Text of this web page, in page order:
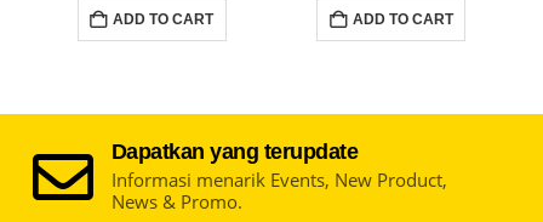
ADD TO CART ADD TO CART
Dapatkan yang terupdate
Informasi menarik Events, New Product,
News & Promo.